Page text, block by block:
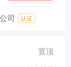
司 认证
置顶